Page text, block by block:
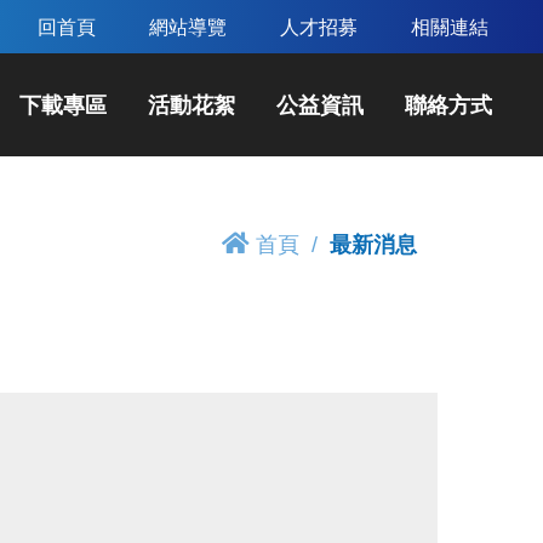
回首頁 網站導覽 人才招募 相關連結
下載專區 活動花絮 公益資訊 聯絡方式
首頁 最新消息